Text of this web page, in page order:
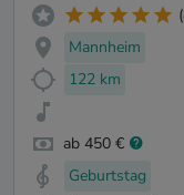
Mannheim
122 km
ab 450 €
Geburtstag